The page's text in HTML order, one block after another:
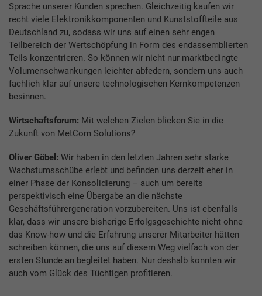
Sprache unserer Kunden sprechen. Gleichzeitig kaufen wir
recht viele Elektronikkomponenten und Kunststoffteile aus
Deutschland zu, sodass wir uns auf einen sehr engen
Teilbereich der Wertschöpfung in Form des endassemblierten
Teils konzentrieren. So können wir nicht nur marktbedingte
Volumenschwankungen leichter abfedern, sondern uns auch
fachlich klar auf unsere technologischen Kernkompetenzen
besinnen.
Wirtschaftsforum: Mit welchen Zielen blicken Sie in die
Zukunft von MetCom Solutions?
Oliver Göbel: Wir haben in den letzten Jahren sehr starke
Wachstumsschübe erlebt und befinden uns derzeit eher in
einer Phase der Konsolidierung – auch um bereits
perspektivisch eine Übergabe an die nächste
Geschäftsführergeneration vorzubereiten. Uns ist ebenfalls
klar, dass wir unsere bisherige Erfolgsgeschichte nicht ohne
das Know-how und die Erfahrung unserer Mitarbeiter hätten
schreiben können, die uns auf diesem Weg vielfach von der
ersten Stunde an begleitet haben. Nur deshalb konnten wir
auch vom Glück des Tüchtigen profitieren.